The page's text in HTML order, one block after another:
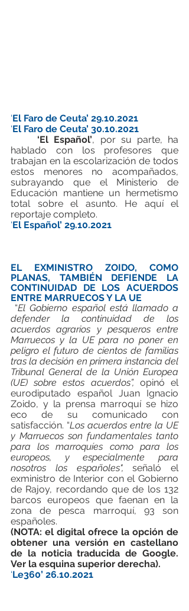
‘El Faro de Ceuta’ 29.10.2021
‘El Faro de Ceuta’ 30.10.2021
‘El Español’, por su parte, ha
hablado con los profesores que
trabajan en la escolarización de todos
estos menores no acompañados,
subrayando que el Ministerio de
Educación mantiene un hermetismo
total sobre el asunto. He aquí el
reportaje completo.
‘El Español’ 29.10.2021
EL EXMINISTRO ZOIDO, COMO
PLANAS, TAMBIÉN DEFIENDE LA
CONTINUIDAD DE LOS ACUERDOS
ENTRE MARRUECOS Y LA UE
“El Gobierno español está llamado a
defender la continuidad de los
acuerdos agrarios y pesqueros entre
Marruecos y la UE para no poner en
peligro el futuro de cientos de familias
tras la decisión en primera instancia del
Tribunal General de la Unión Europea
(UE) sobre estos acuerdos”, opinó el
eurodiputado español Juan Ignacio
Zoido, y la prensa marroquí se hizo
eco de su comunicado con
satisfacción. “Los acuerdos entre la UE
y Marruecos son fundamentales tanto
para los marroquíes como para los
europeos, y especialmente para
nosotros los españoles", señaló el
exministro de Interior con el Gobierno
de Rajoy, recordando que de los 132
barcos europeos que faenan en la
zona de pesca marroquí, 93 son
españoles.
(NOTA: el digital ofrece la opción de
obtener una versión en castellano
de la noticia traducida de Google.
Ver la esquina superior derecha).
‘Le360’ 26.10.2021